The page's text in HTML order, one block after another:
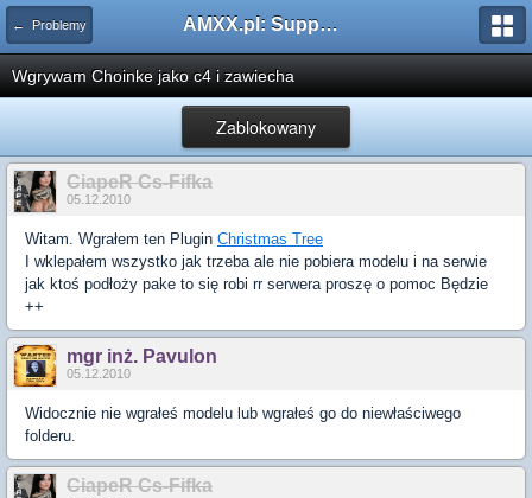
← Problemy AMXX.pl: Support AMX Mod X i SourceMod
Wgrywam Choinke jako c4 i zawiecha
Zablokowany
CiapeR Cs-Fifka
05.12.2010
Witam. Wgrałem ten Plugin Christmas Tree
I wklepałem wszystko jak trzeba ale nie pobiera modelu i na serwie
jak ktoś podłoży pake to się robi rr serwera proszę o pomoc Będzie
++
mgr inż. Pavulon
05.12.2010
Widocznie nie wgrałeś modelu lub wgrałeś go do niewłaściwego
folderu.
CiapeR Cs-Fifka